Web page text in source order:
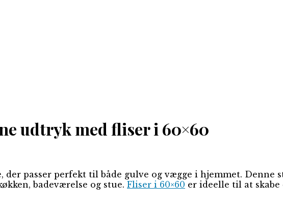
udtryk med fliser i 60×60
der passer perfekt til både gulve og vægge i hjemmet.
badeværelse og stue. Fliser i 60×60 er ideelle til at skabe